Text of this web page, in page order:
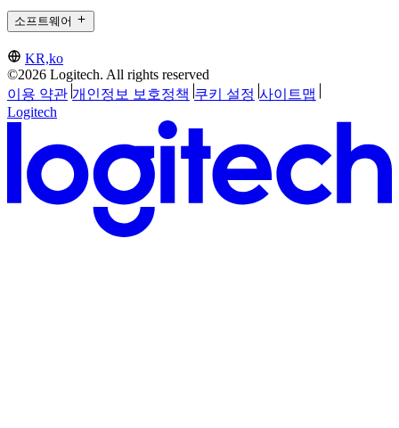
소프트웨어
KR,ko
©2026 Logitech. All rights reserved
이용 약관 개인정보 보호정책 쿠키 설정 사이트맵
Logitech